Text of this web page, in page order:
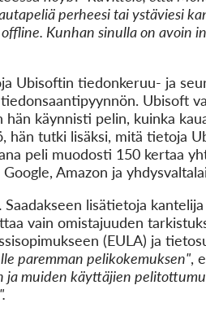
perheesi tai ystäviesi
Kunhan sinulla on avoin
Ubisoftin tiedonkeruu- ja
Ubisoft
käynnisti pelin, kuinka
hän tutki lisäksi, mitä tietoja
peli muodosti 150 kertaa
Amazon ja
Saadakseen lisätietoja
vain omistajuuden
(EULA) ja
paremman pelikokemuksen",
muiden käyttäjien